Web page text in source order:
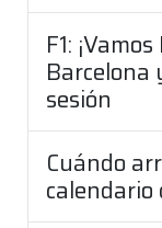
F1:
Barcelona
sesión
Cuándo